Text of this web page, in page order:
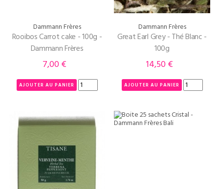
Dammann Frères
Rooibos Carrot cake - 100g -
Dammann Frères
Prix
7,00 €
AJOUTER AU PANIER
Dammann Frères
Great Earl Grey - Thé Blanc -
100g
Prix
14,50 €
AJOUTER AU PANIER